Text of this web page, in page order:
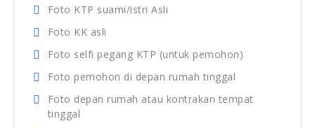
Foto KTP suami/istri Asli
Foto KK asli
Foto selfi pegang KTP (untuk pemohon)
Foto pemohon di depan rumah tinggal
Foto depan rumah atau kontrakan tempat
tinggal